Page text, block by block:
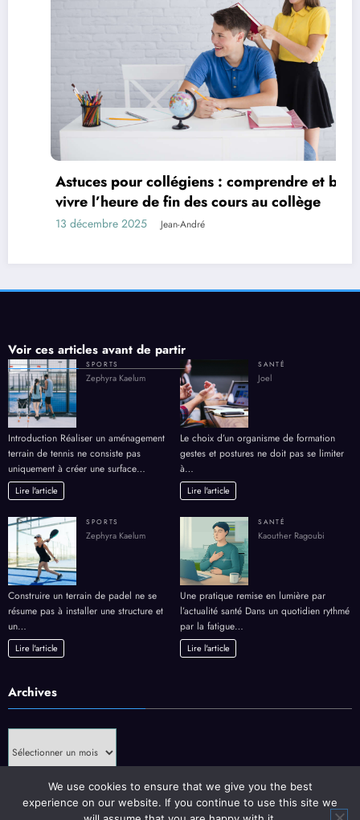
Astuces pour collégiens : comprendre et bien
vivre l’heure de fin des cours au collège
13 décembre 2025 Jean-André
Voir ces articles avant de partir
SPORTS
Zephyra Kaelum
Introduction Réaliser un aménagement
terrain de tennis ne consiste pas
uniquement à créer une surface…
Lire l'article
SANTÉ
Joel
Le choix d’un organisme de formation
gestes et postures ne doit pas se limiter
à…
Lire l'article
SPORTS
Zephyra Kaelum
Construire un terrain de padel ne se
résume pas à installer une structure et
un…
Lire l'article
SANTÉ
Kaouther Ragoubi
Une pratique remise en lumière par
l’actualité santé Dans un quotidien rythmé
par la fatigue…
Lire l'article
Archives
We use cookies to ensure that we give you the best
experience on our website. If you continue to use this site we